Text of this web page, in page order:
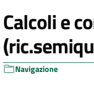
Calcoli e
Navigazione